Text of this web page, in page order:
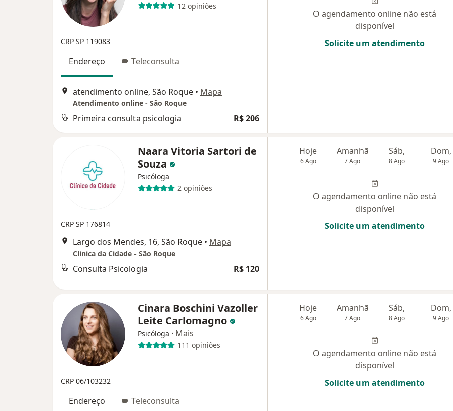
12 opiniões
CRP SP 119083
Endereço Teleconsulta
atendimento online, São Roque • Mapa
Atendimento online - São Roque
Primeira consulta psicologia R$ 206
O agendamento online não está
disponível
Solicite um atendimento
Naara Vitoria Sartori de
Souza
Psicóloga
2 opiniões
CRP SP 176814
Largo dos Mendes, 16, São Roque • Mapa
Clinica da Cidade - São Roque
Consulta Psicologia R$ 120
Hoje
6 Ago
Amanhã
7 Ago
Sáb,
8 Ago
Dom,
9 Ago
O agendamento online não está
disponível
Solicite um atendimento
Cinara Boschini Vazoller
Leite Carlomagno
Psicóloga · Mais
111 opiniões
CRP 06/103232
Endereço Teleconsulta
Hoje
6 Ago
Amanhã
7 Ago
Sáb,
8 Ago
Dom,
9 Ago
O agendamento online não está
disponível
Solicite um atendimento